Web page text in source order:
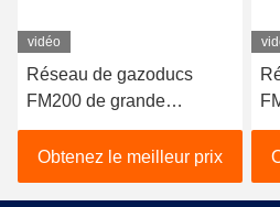
vidéo
Réseau de gazoducs
FM200 de grande
capacité - Équipement de
lutte contre les incendies
de qualité professionnelle
Obtenez le meilleur prix